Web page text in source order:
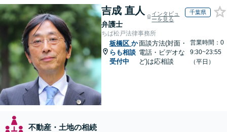
吉成 直人
弁護士
インタビュ
ーを見る
千葉県
ちば松戸法律事務所
板橋区 か
らも相談
受付中
面談方法(対面・
電話・ビデオな
ど)は応相談
営業時間：0
9:30~23:55
（平日）
不動産・土地の相続